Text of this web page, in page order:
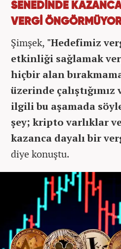
SENEDİNDE
VERGİ
Şimşek, "Hedefimiz
etkinliği sağlamak
hiçbir alan
üzerinde
ilgili bu aşamada
şey; kripto varlıklar
kazanca dayalı bir
diye konuştu.